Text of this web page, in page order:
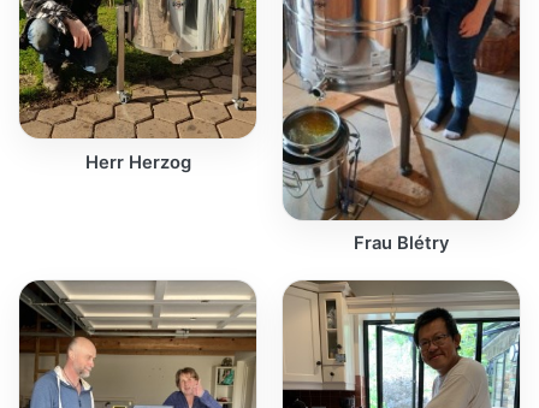
Herr Herzog
Frau Blétry